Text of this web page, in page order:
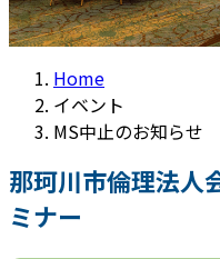
Home
イベント
MS中止のお知らせ
那珂川市倫理法人
ミナー